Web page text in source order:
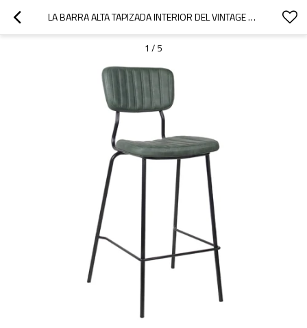
LA BARRA ALTA TAPIZADA INTERIOR DEL VINTAGE PRESIDE LA SILLA INTERIOR DEL TABURETE DEL RESTAURANTE DE LOS MUEBLES DE LA BARRA
1 / 5